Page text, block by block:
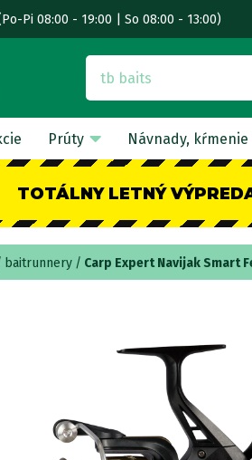
Pi 08:00 - 19:00 | So 08:00 - 13:00)
Prúty Návnady, kŕmenie
TOTÁLNY LETNÝ
baitrunnery Carp Expert Navijak Smart